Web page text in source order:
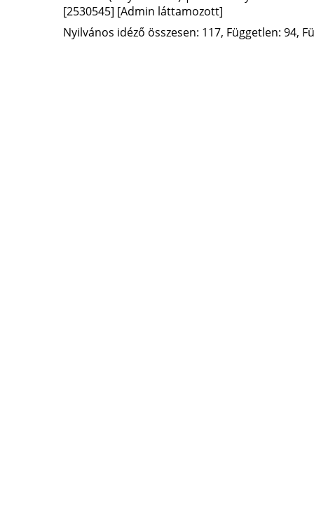
[2530545] [Admin láttamozott]
Nyilvános idéző összesen: 117, Független: 94,